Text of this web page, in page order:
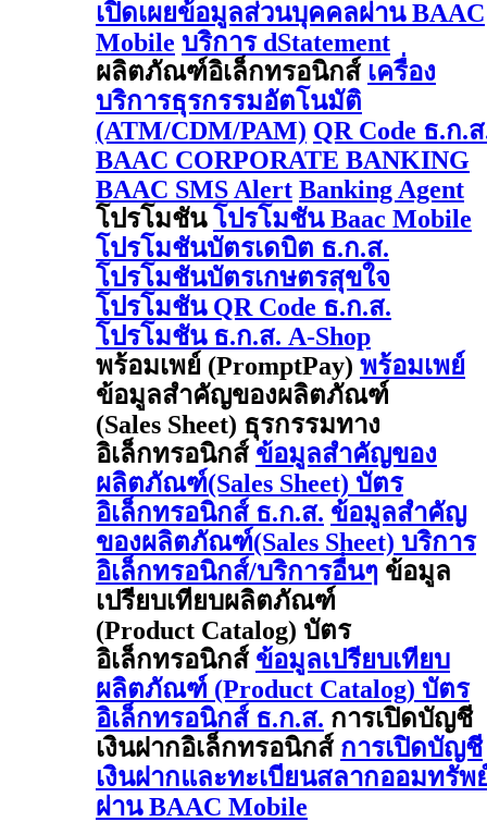
เปิดเผยข้อมูลส่วนบุคคลผ่าน BAAC
Mobile บริการ dStatement
ผลิตภัณฑ์อิเล็กทรอนิกส์ เครื่อง
บริการธุรกรรมอัตโนมัติ
(ATM/CDM/PAM) QR Code ธ.ก.
BAAC CORPORATE BANKING
BAAC SMS Alert Banking Agent
โปรโมชัน โปรโมชัน Baac Mobile
โปรโมชันบัตรเดบิต ธ.ก.ส.
โปรโมชันบัตรเกษตรสุขใจ
โปรโมชัน QR Code ธ.ก.ส.
โปรโมชัน ธ.ก.ส. A-Shop
พร้อมเพย์ (PromptPay) พร้อมเพย์
ข้อมูลสำคัญของผลิตภัณฑ์
(Sales Sheet) ธุรกรรมทาง
อิเล็กทรอนิกส์ ข้อมูลสำคัญของ
ผลิตภัณฑ์(Sales Sheet) บัตร
อิเล็กทรอนิกส์ ธ.ก.ส. ข้อมูลสำคัญ
ของผลิตภัณฑ์(Sales Sheet) บริการ
อิเล็กทรอนิกส์/บริการอื่นๆ ข้อมูล
เปรียบเทียบผลิตภัณฑ์
(Product Catalog) บัตร
อิเล็กทรอนิกส์ ข้อมูลเปรียบเทียบ
ผลิตภัณฑ์ (Product Catalog) บัตร
อิเล็กทรอนิกส์ ธ.ก.ส. การเปิดบัญชี
เงินฝากอิเล็กทรอนิกส์ การเปิดบัญชี
เงินฝากและทะเบียนสลากออมทรัพ
ผ่าน BAAC Mobile